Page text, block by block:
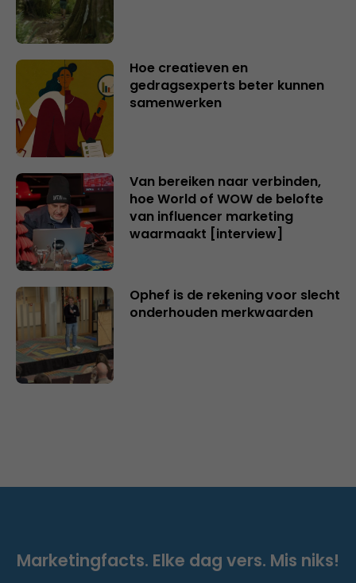
Hoe creatieven en
gedragsexperts beter kunnen
samenwerken
Van bereiken naar verbinden,
hoe World of WOW de belofte
van influencer marketing
waarmaakt [interview]
Ophef is de rekening voor slecht
onderhouden merkwaarden
Marketingfacts. Elke dag vers. Mis niks!